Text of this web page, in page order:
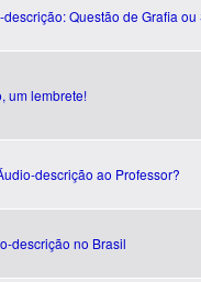
Questão de Grafia
um lembrete!
descrição ao Professor?
descrição no Brasil